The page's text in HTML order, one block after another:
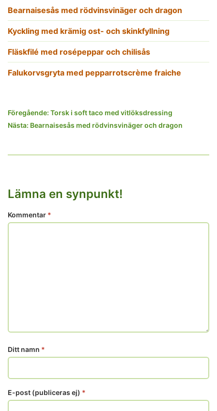
Bearnaisesås med rödvinsvinäger och dragon
Kyckling med krämig ost- och skinkfyllning
Fläskfilé med rosépeppar och chilisås
Falukorvsgryta med pepparrotscrème fraiche
Inläggsnavigering
Föregående: Torsk i soft taco med vitlöksdressing
Nästa: Bearnaisesås med rödvinsvinäger och dragon
Lämna en synpunkt!
Kommentar *
Ditt namn *
E-post (publiceras ej) *